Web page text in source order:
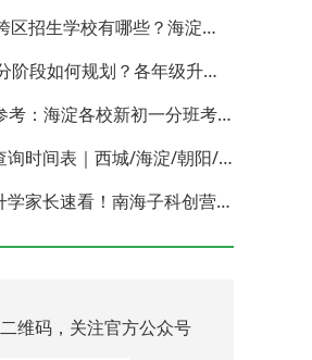
2027 北京小升初跨区招生学校有哪些？海淀西城东城全市招生校完整汇总
2027 北京小升初分阶段如何规划？各年级升学节点与升学通道全梳理
2026北京小升初参考：海淀各校新初一分班考试日期汇总
2026北京小升初查询时间表｜西城/海淀/朝阳/东城/丰台一键对照
2026北京小升初升学家长速看！南海子科创营报名通道正式开启
维码，关注官方公众号